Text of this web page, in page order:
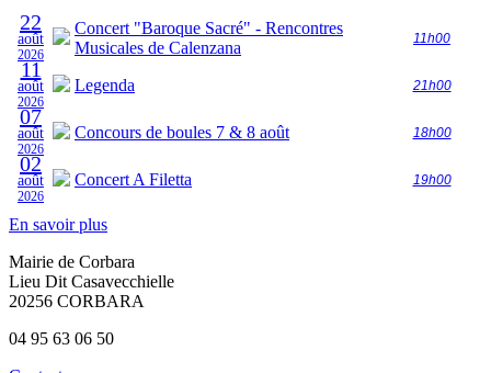
22
août
2026
Concert "Baroque Sacré" - Rencontres
Musicales de Calenzana
11h00
11
août
2026
Legenda 21h00
07
août
2026
Concours de boules 7 & 8 août 18h00
02
août
2026
Concert A Filetta 19h00
En savoir plus
Mairie de Corbara
Lieu Dit Casavecchielle
20256 CORBARA
04 95 63 06 50